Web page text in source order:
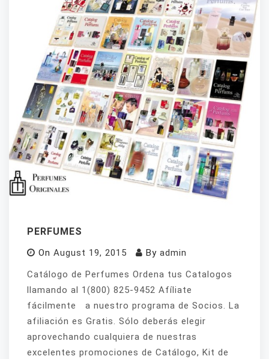
PERFUMES
On August 19, 2015 By admin
Catálogo de Perfumes Ordena tus Catalogos
llamando al 1(800) 825-9452 Afíliate
fácilmente a nuestro programa de Socios. La
afiliación es Gratis. Sólo deberás elegir
aprovechando cualquiera de nuestras
excelentes promociones de Catálogo, Kit de